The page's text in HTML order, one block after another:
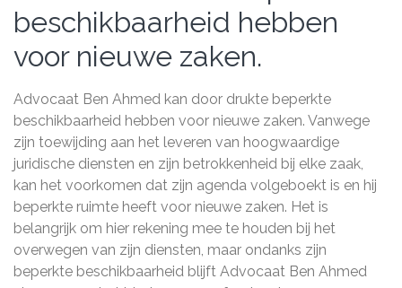
beschikbaarheid hebben
voor nieuwe zaken.
Advocaat Ben Ahmed kan door drukte beperkte
beschikbaarheid hebben voor nieuwe zaken. Vanwege
zijn toewijding aan het leveren van hoogwaardige
juridische diensten en zijn betrokkenheid bij elke zaak,
kan het voorkomen dat zijn agenda volgeboekt is en hij
beperkte ruimte heeft voor nieuwe zaken. Het is
belangrijk om hier rekening mee te houden bij het
overwegen van zijn diensten, maar ondanks zijn
beperkte beschikbaarheid blijft Advocaat Ben Ahmed